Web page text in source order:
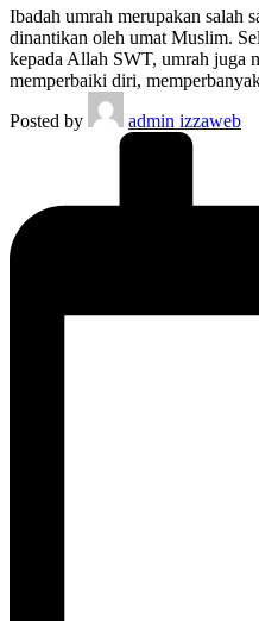
Ibadah umrah merupakan salah
dinantikan oleh umat Muslim.
kepada Allah SWT, umrah juga
memperbaiki diri,
Posted by
admin izzaweb